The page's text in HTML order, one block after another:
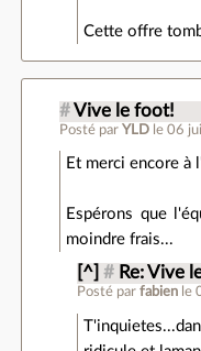
Cette offre
# Vive le foot!
Posté parYLD le 06
Et merci encore à
Espérons que
moindre frais...
[^] # Re: Vive
Posté parfabien le